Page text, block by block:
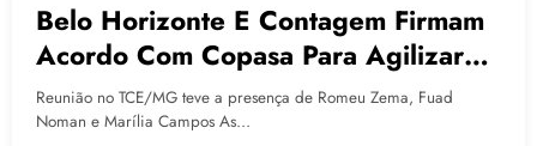
Belo Horizonte E Contagem Firmam
Acordo Com Copasa Para Agilizar
Processo De Tratamento Da Lagoa
Da Pampulha
Reunião no TCE/MG teve a presença de Romeu Zema, Fuad
Noman e Marília Campos As…